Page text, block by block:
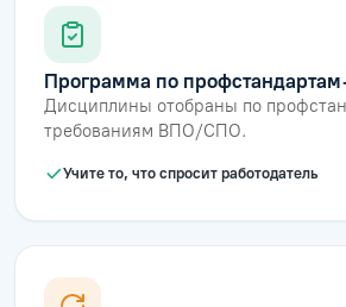
Программа по профстандартам
Дисциплины отобраны по
требованиям ВПО/СПО.
Учите то, что спросит работодатель